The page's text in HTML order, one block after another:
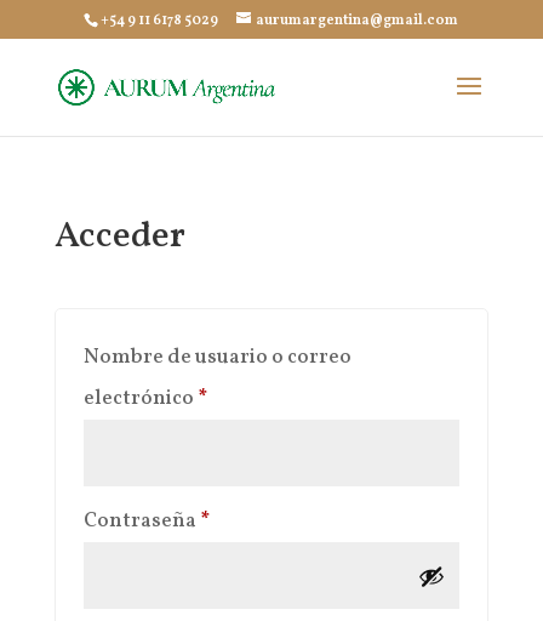
+54 9 11 6178 5029 aurumargentina@gmail.com
Acceder
Nombre de usuario o correo
electrónico *Obligatorio
Contraseña *Obligatorio